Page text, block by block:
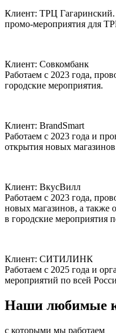
Клиент: ТРЦ Гагаринский.
промо-мероприятия для
Клиент: Совкомбанк
Работаем с 2023 года,
городские мероприятия.
Клиент: BrandSmart
Работаем с 2023 года и
открытия новых
Клиент: ВкусВилл
Работаем с 2023 года,
новых магазинов, а также
в городские мероприятия
Клиент: СИТИЛИНК
Работаем с 2025 года и
мероприятий по всей
Наши любимые
с которыми мы работаем